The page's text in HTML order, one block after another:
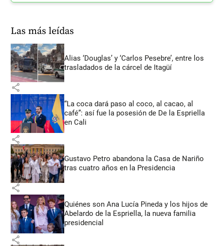
Las más leídas
Alias ‘Douglas’ y ‘Carlos Pesebre’, entre los
trasladados de la cárcel de Itagüí
share
“La coca dará paso al coco, al cacao, al
café”: así fue la posesión de De la Espriella
en Cali
share
Gustavo Petro abandona la Casa de Nariño
tras cuatro años en la Presidencia
share
Quiénes son Ana Lucía Pineda y los hijos de
Abelardo de la Espriella, la nueva familia
presidencial
share